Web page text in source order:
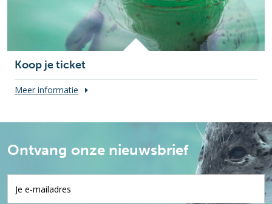
Koop je ticket
Meer informatie
Ontvang onze nieuwsbrief